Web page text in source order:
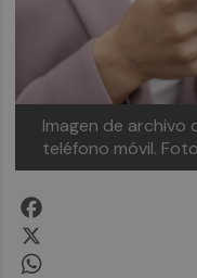
Imagen de archivo
teléfono móvil.